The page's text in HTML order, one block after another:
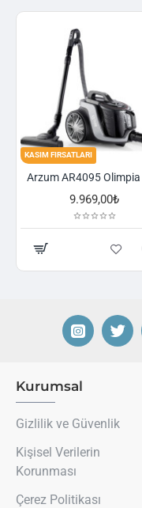
Arzum AR4095 Olimpia Smart Cyclone Filtreli Süpürge - Füme
Kurumsal
Gizlilik ve Güvenlik
Kişisel Verilerin
Korunması
Çerez Politikası